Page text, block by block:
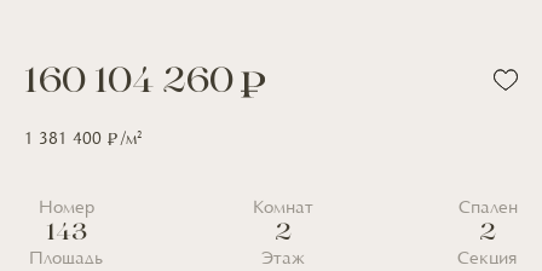
160 104 260
1 381 400 /м2
Номер
143
Площадь
Комнат
2
Этаж
Спален
2
Секция